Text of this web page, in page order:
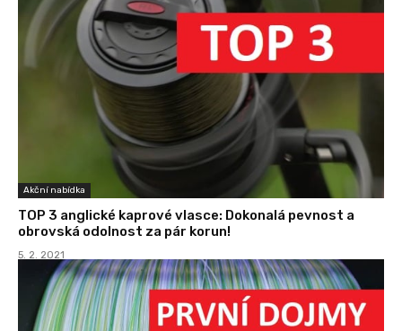
Akční nabídka
TOP 3 anglické kaprové vlasce: Dokonalá pevnost a
obrovská odolnost za pár korun!
5. 2. 2021